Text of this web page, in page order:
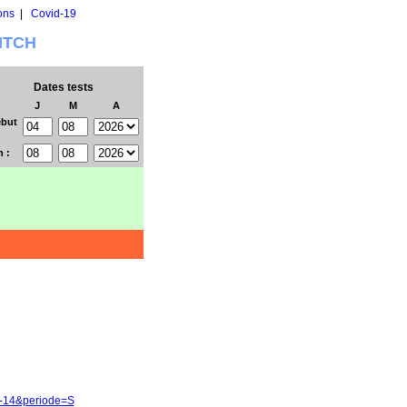
| Covid-19
Dates tests
J M
A
: